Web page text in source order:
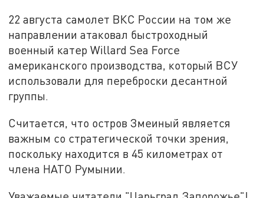
22 августа самолет ВКС России на том же
направлении атаковал быстроходный
военный катер Willard Sea Force
американского производства, который ВСУ
использовали для переброски десантной
группы.
Считается, что остров Змеиный является
важным со стратегической точки зрения,
поскольку находится в 45 километрах от
члена НАТО Румынии.